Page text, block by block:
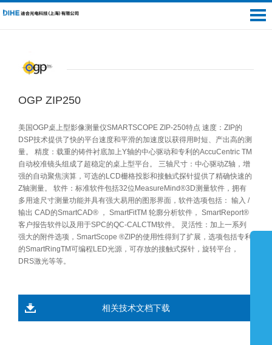
OGP ZIP250
美国OGP桌上型影像测量仪SMARTSCOPE ZIP-250特点 速度：ZIP的
DSP技术提供了快的平台速度和平滑的加速度以获得用时短、产出高的测
量。 精度：载重的铸件衬底加上Y轴的中心驱动和专利的AccuCentric TM
自动校准镜头组成了超稳定的桌上型平台。 三轴尺寸：中心驱动Z轴，增
强的自动聚焦演算，可选的LCD栅格投影和接触式探针提供了精确快速的
Z轴测量。 软件：标准软件包括32位MeasureMind®3D测量软件，拥有
多用途尺寸测量功能并具有强大易用的图形界面，软件选项包括： 输入 /
输出 CAD的SmartCAD® ， SmartFitTM 轮廓分析软件， SmartReport®
客户报告软件以及用于SPC的QC-CALCTM软件。 灵活性：加上一系列
强大的附件选项，SmartScope ®ZIP的使用性得到了扩展，选项包括专利
的SmartRingTM可编程LED光源，可存放的接触式探针，旋转平台，
DRS激光等等。
相关技术文档下载